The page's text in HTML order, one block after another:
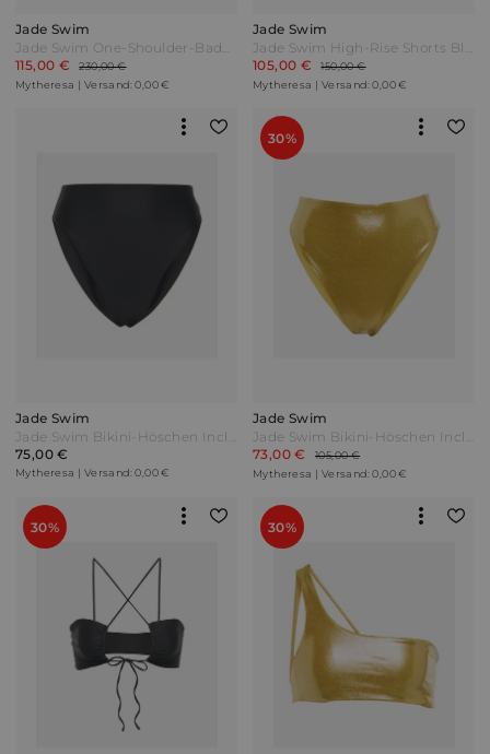
Jade Swim
Jade Swim One-Shoulder-Badeanzug Apex Blau
115,00 €
230,00 €
Mytheresa | Versand: 0,00 €
Jade Swim
Jade Swim High-Rise Shorts Blau
105,00 €
150,00 €
Mytheresa | Versand: 0,00 €
Jade Swim
Jade Swim Bikini-Höschen Incline Schwarz
75,00 €
Mytheresa | Versand: 0,00 €
30%
Jade Swim
Jade Swim Bikini-Höschen Incline Gold
73,00 €
105,00 €
Mytheresa | Versand: 0,00 €
30% 30%